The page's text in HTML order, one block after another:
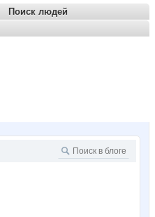
Поиск людей